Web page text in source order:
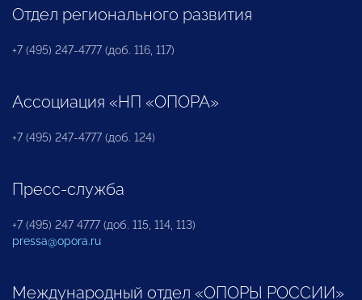
Отдел регионального развития
+7 (495) 247-4777 (доб. 116, 117)
Ассоциация «НП «ОПОРА»
+7 (495) 247-4777 (доб. 124)
Пресс-служба
+7 (495) 247 4777 (доб. 115, 114, 113)
pressa@opora.ru
Международный отдел «ОПОРЫ РОССИИ»